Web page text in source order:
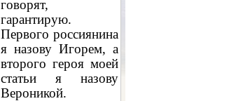
говорят,
гарантирую.
Первого россиянина
я назову Игорем, а
второго героя моей
статьи я назову
Вероникой.